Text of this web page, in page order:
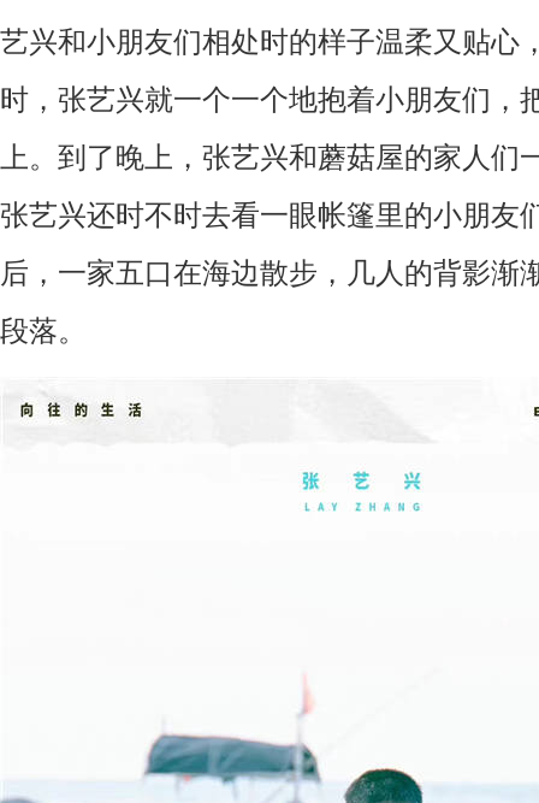
艺兴和小朋友们相处时的样子温柔又贴心
时 ， 张艺兴就一个一个地抱着小朋友们 ，
上。 到了晚上 ， 张艺兴和蘑菇屋的家人们
张艺兴还时不时去看一眼帐篷里的小朋友
后 ， 一家五口在海边散步 ， 几人的背影渐
段落。